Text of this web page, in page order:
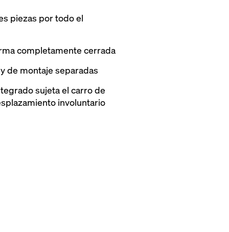
piezas por todo el
completamente cerrada
de montaje separadas
sujeta el carro de
involuntario